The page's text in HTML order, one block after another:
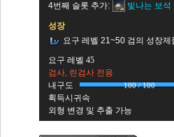
4번째 슬롯 추가:
빛나는 보석
성장
요구 레벨 21~50 검의 성장제
요구 레벨 45
검사, 린검사 전용
내구도
100 / 100
획득시귀속
외형 변경 및 추출 가능